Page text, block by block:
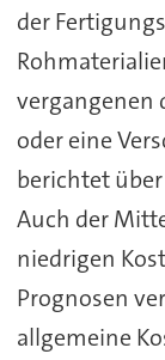
der
vergangenen
oder eine
berichtet
Auch der
niedrigen
Prognosen
allgemeine